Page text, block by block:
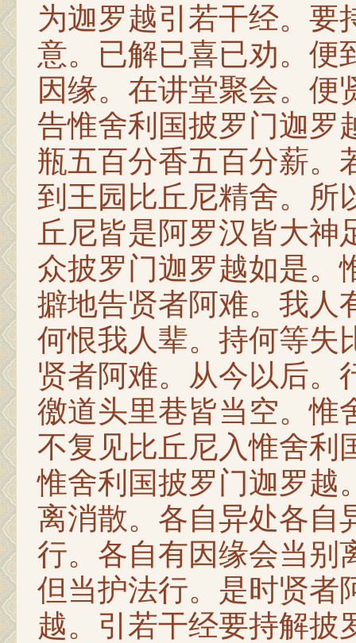
为迦罗越引若干经。要
意。已解已喜已劝。便
因缘。在讲堂聚会。便
告惟舍利国披罗门迦罗
瓶五百分香五百分薪。
到王园比丘尼精舍。所
丘尼皆是阿罗汉皆大神
众披罗门迦罗越如是。
擗地告贤者阿难。我人
何恨我人辈。持何等失
贤者阿难。从今以后。
徼道头里巷皆当空。惟
不复见比丘尼入惟舍利
惟舍利国披罗门迦罗越
离消散。各自异处各自
行。各自有因缘会当别
但当护法行。是时贤者
越。引若干经要持解披